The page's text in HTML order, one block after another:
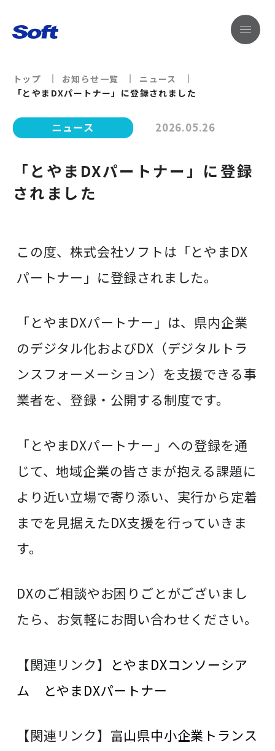
トップ お知らせ一覧
ニュース
「とやまDXパートナー」に登録されました
ニュース 2026.05.26
「とやまDXパートナー」に登録
されました
この度、株式会社ソフトは「とやまDX
パートナー」に登録されました。
「とやまDXパートナー」は、県内企業
のデジタル化およびDX（デジタルトラ
ンスフォーメーション）を支援できる事
業者を、登録・公開する制度です。
「とやまDXパートナー」への登録を通
じて、地域企業の皆さまが抱える課題に
より近い立場で寄り添い、実行から定着
までを見据えたDX支援を行っていきま
す。
DXのご相談やお困りごとがございまし
たら、お気軽にお問い合わせください。
【関連リンク】
とやまDXコンソーシア
ム とやまDXパートナー
【関連リンク】 富山県中小企業トランス